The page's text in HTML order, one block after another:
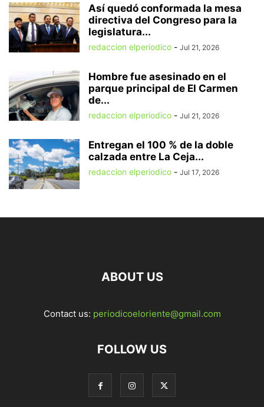
Así quedó conformada la mesa
directiva del Congreso para la
legislatura...
redaccion elperiodico - Jul 21, 2026
Hombre fue asesinado en el
parque principal de El Carmen
de...
redaccion elperiodico - Jul 21, 2026
Entregan el 100 % de la doble
calzada entre La Ceja...
redaccion elperiodico - Jul 17, 2026
ABOUT US
Contact us: periodicoeloriente@gmail.com
FOLLOW US